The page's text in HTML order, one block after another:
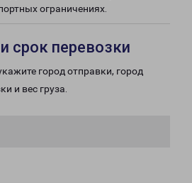
ограничениях.
срок перевозки
город отправки, город
и вес груза.